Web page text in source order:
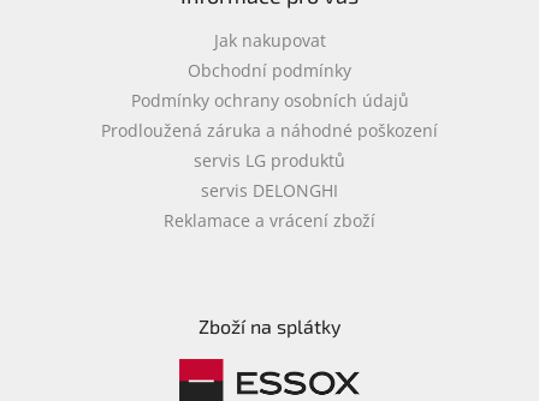
Jak nakupovat
Obchodní podmínky
Podmínky ochrany osobních údajů
Prodloužená záruka a náhodné poškození
servis LG produktů
servis DELONGHI
Reklamace a vrácení zboží
Zboží na splátky